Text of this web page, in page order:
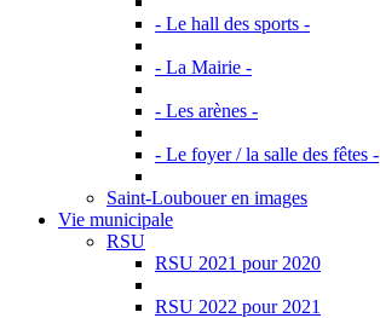
- Le hall des sports -
- La Mairie -
- Les arènes -
- Le foyer / la salle des fêtes -
Saint-Loubouer en images
Vie municipale
RSU
RSU 2021 pour 2020
RSU 2022 pour 2021